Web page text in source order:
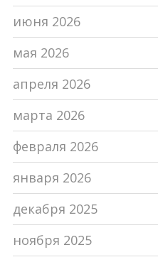
июня 2026
мая 2026
апреля 2026
марта 2026
февраля 2026
января 2026
декабря 2025
ноября 2025